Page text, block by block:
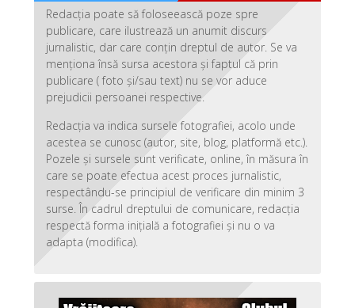
Redacția poate să foloseească poze spre
publicare, care ilustrează un anumit discurs
jurnalistic, dar care conțin dreptul de autor. Se va
menționa însă sursa acestora și faptul că prin
publicare ( foto și/sau text) nu se vor aduce
prejudicii persoanei respective.
Redacția va indica sursele fotografiei, acolo unde
acestea se cunosc (autor, site, blog, platformă etc.).
Pozele și sursele sunt verificate, online, în măsura în
care se poate efectua acest proces jurnalistic,
respectându-se principiul de verificare din minim 3
surse. În cadrul dreptului de comunicare, redacția
respectă forma inițială a fotografiei și nu o va
adapta (modifica).